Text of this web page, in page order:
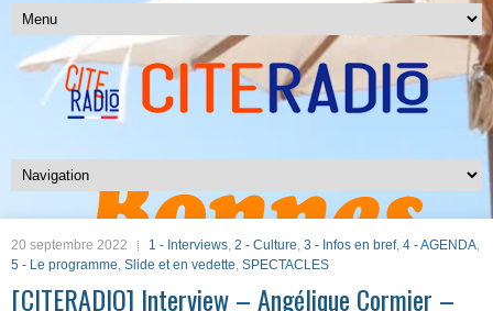
20 septembre 2022 1 - Interviews, 2 - Culture, 3 - Infos en bref, 4 - AGENDA,
5 - Le programme, Slide et en vedette, SPECTACLES
[CITERADIO] Interview – Angélique Cormier –